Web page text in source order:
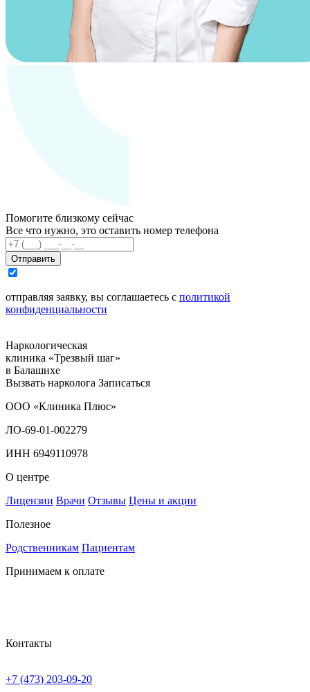
Помогите близкому сейчас
Все что нужно, это оставить номер телефона
Отправить
отправляя заявку, вы соглашаетесь с политикой
конфиденциальности
Наркологическая
клиника «Трезвый шаг»
в Балашихе
Вызвать нарколога Записаться
ООО «Клиника Плюс»
ЛО-69-01-002279
ИНН 6949110978
О центре
Лицензии Врачи Отзывы Цены и акции
Полезное
Родственникам Пациентам
Принимаем к оплате
Контакты
+7 (473) 203-09-20